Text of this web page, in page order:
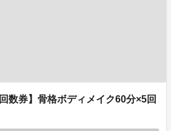
数券】骨格ボディメイク60分×5回